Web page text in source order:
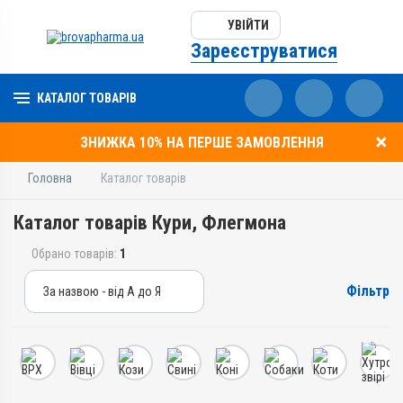
УВІЙТИ
Зареєструватися
КАТАЛОГ ТОВАРІВ
ЗНИЖКА 10% НА ПЕРШЕ ЗАМОВЛЕННЯ
Головна Каталог товарів
Каталог товарів Кури, Флегмона
Обрано товарів: 1
За назвою - від А до Я
За ціною – від дорогих
Фільтр